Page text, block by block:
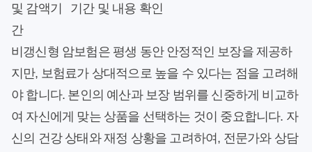
및 감액기
간
기간 및 내용 확인
비갱신형 암보험은 평생 동안 안정적인 보장을 제공하
지만, 보험료가 상대적으로 높을 수 있다는 점을 고려해
야 합니다. 본인의 예산과 보장 범위를 신중하게 비교하
여 자신에게 맞는 상품을 선택하는 것이 중요합니다. 자
신의 건강 상태와 재정 상황을 고려하여, 전문가와 상담